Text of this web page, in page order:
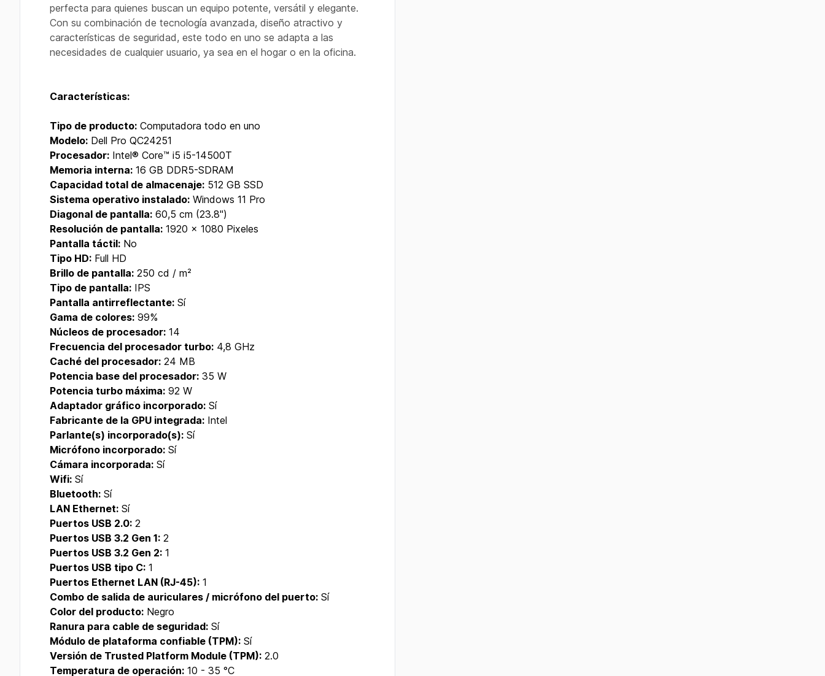
perfecta para quienes buscan un equipo potente, versátil y elegante.
Con su combinación de tecnología avanzada, diseño atractivo y
características de seguridad, este todo en uno se adapta a las
necesidades de cualquier usuario, ya sea en el hogar o en la oficina.
Características:
Tipo de producto: Computadora todo en uno
Modelo: Dell Pro QC24251
Procesador: Intel® Core™ i5 i5-14500T
Memoria interna: 16 GB DDR5-SDRAM
Capacidad total de almacenaje: 512 GB SSD
Sistema operativo instalado: Windows 11 Pro
Diagonal de pantalla: 60,5 cm (23.8")
Resolución de pantalla: 1920 x 1080 Pixeles
Pantalla táctil: No
Tipo HD: Full HD
Brillo de pantalla: 250 cd / m²
Tipo de pantalla: IPS
Pantalla antirreflectante: Sí
Gama de colores: 99%
Núcleos de procesador: 14
Frecuencia del procesador turbo: 4,8 GHz
Caché del procesador: 24 MB
Potencia base del procesador: 35 W
Potencia turbo máxima: 92 W
Adaptador gráfico incorporado: Sí
Fabricante de la GPU integrada: Intel
Parlante(s) incorporado(s): Sí
Micrófono incorporado: Sí
Cámara incorporada: Sí
Wifi: Sí
Bluetooth: Sí
LAN Ethernet: Sí
Puertos USB 2.0: 2
Puertos USB 3.2 Gen 1: 2
Puertos USB 3.2 Gen 2: 1
Puertos USB tipo C: 1
Puertos Ethernet LAN (RJ-45): 1
Combo de salida de auriculares / micrófono del puerto: Sí
Color del producto: Negro
Ranura para cable de seguridad: Sí
Módulo de plataforma confiable (TPM): Sí
Versión de Trusted Platform Module (TPM): 2.0
Temperatura de operación: 10 - 35 °C